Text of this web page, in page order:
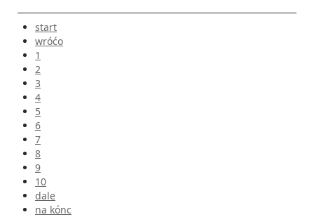
start
wróćo
1
2
3
4
5
6
7
8
9
10
dale
na kónc